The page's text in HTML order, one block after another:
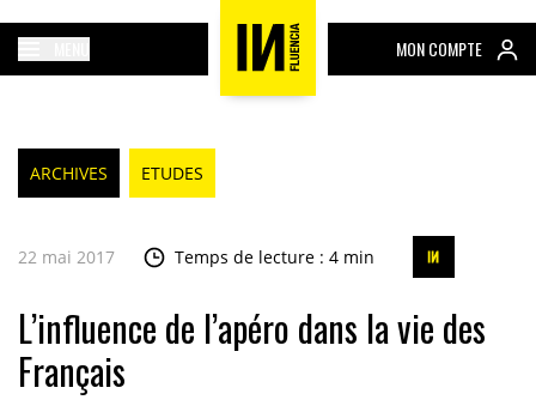
MON COMPTE
ARCHIVES ETUDES
22 mai 2017 Temps de lecture : 4 min
L’influence de l’apéro dans la vie des
Français